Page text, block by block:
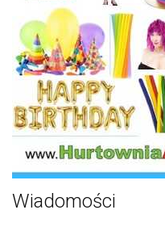
Wiadomości